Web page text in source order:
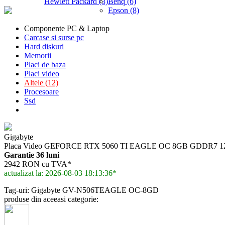
Epson (8)
Componente PC & Laptop
Carcase si surse pc
Hard diskuri
Memorii
Placi de baza
Placi video
Altele (12)
Procesoare
Ssd
Gigabyte
Placa Video GEFORCE RTX 5060 TI EAGLE OC 8GB GDDR7
Garantie 36 luni
2942 RON cu TVA*
actualizat la: 2026-08-03 18:13:36*
Tag-uri: Gigabyte GV-N506TEAGLE OC-8GD
produse din aceeasi categorie: